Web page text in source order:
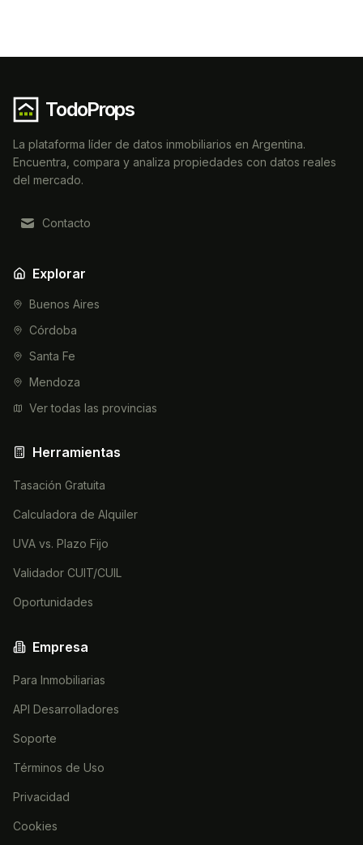
TodoProps
La plataforma líder de datos inmobiliarios en Argentina.
Encuentra, compara y analiza propiedades con datos reales
del mercado.
Contacto
Explorar
Buenos Aires
Córdoba
Santa Fe
Mendoza
Ver todas las provincias
Herramientas
Tasación Gratuita
Calculadora de Alquiler
UVA vs. Plazo Fijo
Validador CUIT/CUIL
Oportunidades
Empresa
Para Inmobiliarias
API Desarrolladores
Soporte
Términos de Uso
Privacidad
Cookies